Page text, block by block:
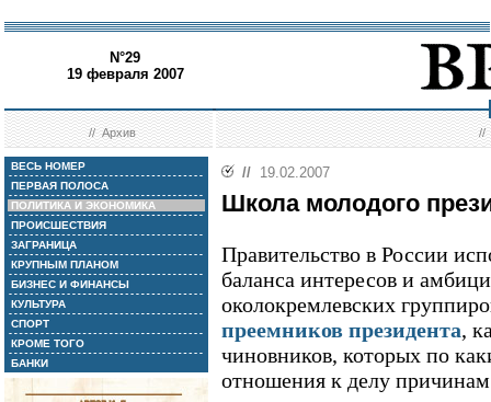
N°29
19 февраля 2007
//Архив //
ВЕСЬ НОМЕР
ПЕРВАЯ ПОЛОСА
ПОЛИТИКА И ЭКОНОМИКА
ПРОИСШЕСТВИЯ
ЗАГРАНИЦА
КРУПНЫМ ПЛАНОМ
БИЗНЕС И ФИНАНСЫ
КУЛЬТУРА
СПОРТ
КРОМЕ ТОГО
БАНКИ
// 19.02.2007
Школа молодого
Правительство в России
баланса интересов и
околокремлевских
преемников президента,
чиновников, которых по
отношения к делу